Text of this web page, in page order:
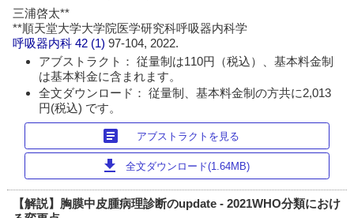
三浦啓太**
**順天堂大学大学院医学研究科呼吸器内科学
呼吸器内科 42 (1)97-104, 2022.
アブストラクト： 従量制は110円（税込）、基本料金制
は基本料金に含まれます。
全文ダウンロード： 従量制、基本料金制の方共に2,013
円(税込) です。
article アブストラクトを見る
download 全文ダウンロード(1.64MB)
【解説】胸膜中皮腫病理診断のupdate - 2021WHO分類におけ